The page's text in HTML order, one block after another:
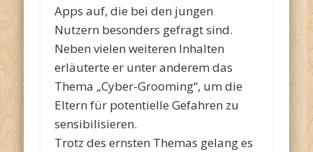
Apps auf, die bei den jungen
Nutzern besonders gefragt sind.
Neben vielen weiteren Inhalten
erläuterte er unter anderem das
Thema „Cyber-Grooming“, um die
Eltern für potentielle Gefahren zu
sensibilisieren.
Trotz des ernsten Themas gelang es